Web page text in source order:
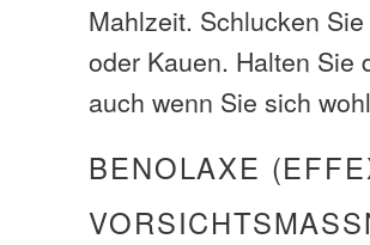
Mahlzeit. Schlucken
oder Kauen. Halten Sie
auch wenn Sie sich
BENOLAXE